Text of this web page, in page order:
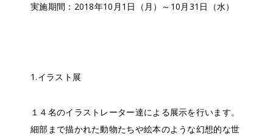
実施期間：2018年10月1日（月）～10月31日（水）
1.イラスト展
１４名のイラストレーター達による展示を行います。
細部まで描かれた動物たちや絵本のような幻想的な世